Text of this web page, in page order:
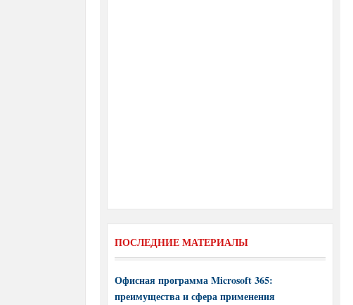
ПОСЛЕДНИЕ МАТЕРИАЛЫ
Офисная программа Microsoft 365:
преимущества и сфера применения